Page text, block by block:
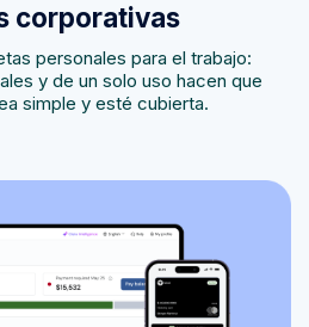
corporativas
personales para el trabajo:
y de un solo uso hacen que
simple y esté cubierta.